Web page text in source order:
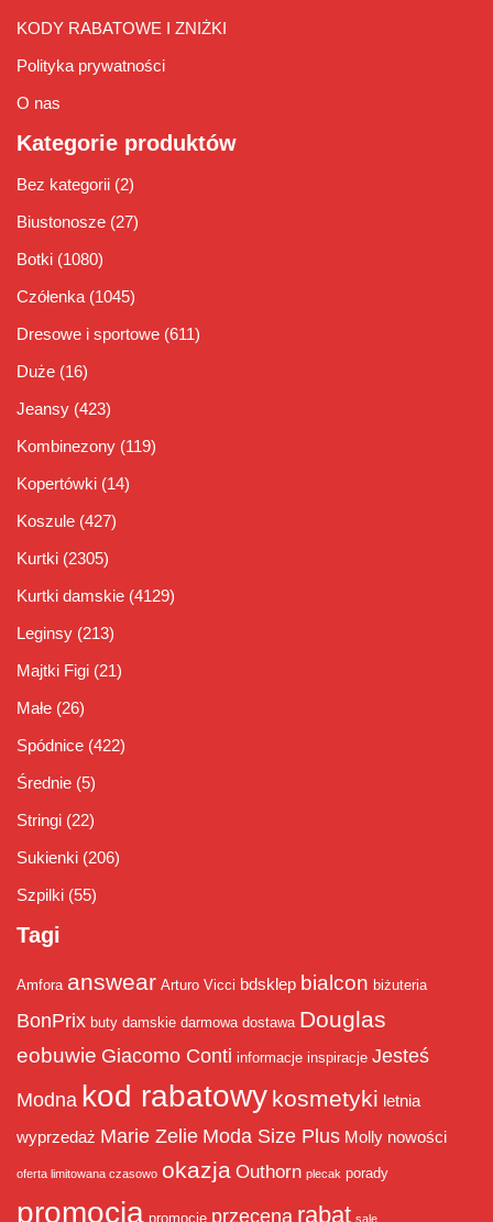
KODY RABATOWE I ZNIŻKI
Polityka prywatności
O nas
Kategorie produktów
Bez kategorii (2)
Biustonosze (27)
Botki (1080)
Czółenka (1045)
Dresowe i sportowe (611)
Duże (16)
Jeansy (423)
Kombinezony (119)
Kopertówki (14)
Koszule (427)
Kurtki (2305)
Kurtki damskie (4129)
Leginsy (213)
Majtki Figi (21)
Małe (26)
Spódnice (422)
Średnie (5)
Stringi (22)
Sukienki (206)
Szpilki (55)
Tagi
Amfora answear Arturo Vicci bdsklep bialcon biżuteria
BonPrix buty damskie darmowa dostawa Douglas
eobuwie Giacomo Conti informacje inspiracje Jesteś
Modna kod rabatowy kosmetyki letnia
wyprzedaż Marie Zelie Moda Size Plus Molly nowości
oferta limitowana czasowo okazja Outhorn plecak porady
promocja promocje przecena rabat sale